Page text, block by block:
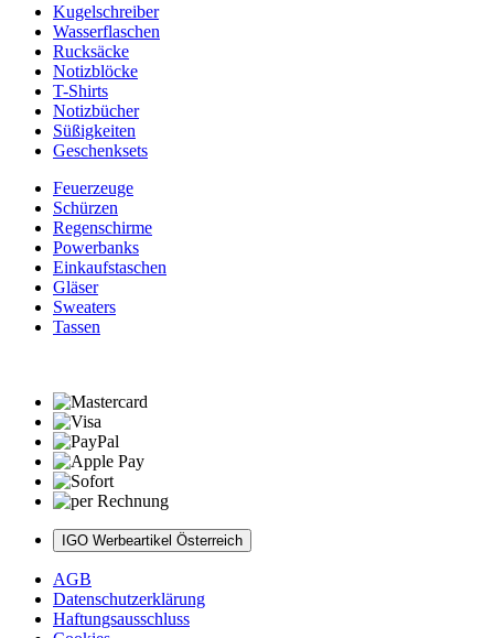
Kugelschreiber
Wasserflaschen
Rucksäcke
Notizblöcke
T-Shirts
Notizbücher
Süßigkeiten
Geschenksets
Feuerzeuge
Schürzen
Regenschirme
Powerbanks
Einkaufstaschen
Gläser
Sweaters
Tassen
IGO Werbeartikel Österreich
AGB
Datenschutzerklärung
Haftungsausschluss